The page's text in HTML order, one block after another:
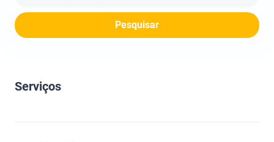
Pesquisar
Serviços